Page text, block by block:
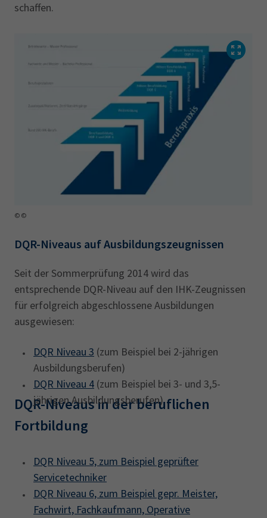
schaffen.
© ©
DQR-Niveaus auf Ausbildungszeugnissen
Seit der Sommerprüfung 2014 wird das
entsprechende DQR-Niveau auf den IHK-Zeugnissen
für erfolgreich abgeschlossene Ausbildungen
ausgewiesen:
DQR Niveau 3 (zum Beispiel bei 2-jährigen
Ausbildungsberufen)
DQR Niveau 4 (zum Beispiel bei 3- und 3,5-
jährigen Ausbildungsberufen)
DQR-Niveaus in der beruflichen
Fortbildung
DQR Niveau 5, zum Beispiel geprüfter
Servicetechniker
DQR Niveau 6, zum Beispiel gepr. Meister,
Fachwirt, Fachkaufmann, Operative